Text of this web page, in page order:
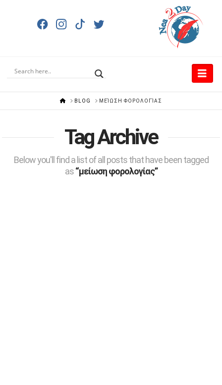
HOMEBLOG ΜΕΊΩΣΗ ΦΟΡΟΛΟΓΊΑΣ
Tag Archive
Below you'll find a list of all posts that have been tagged
as“μείωση φορολογίας”